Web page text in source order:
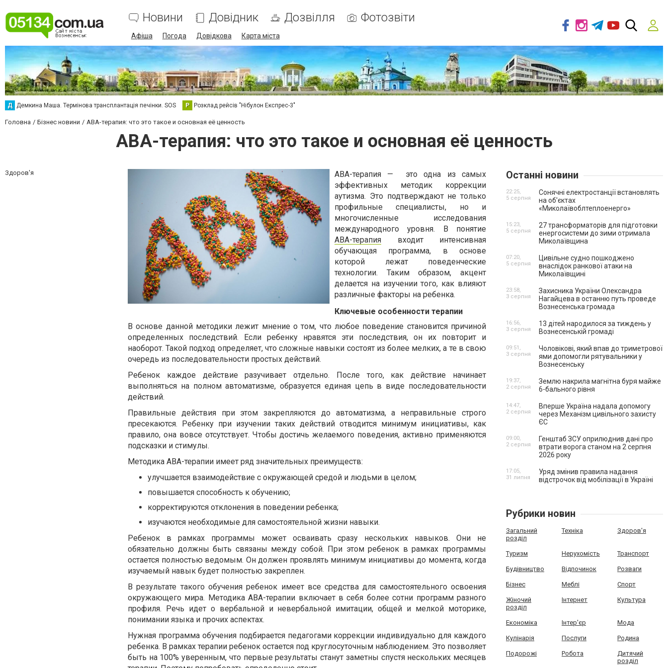
Новини Довідник Дозвілля Фотозвіти
Афіша Погода Довідкова Карта міста
Д Демкина Маша. Термінова трансплантація печінки. SOS Р Розклад рейсів "Нібулон Експрес-3"
Головна Бізнес новини ABA-терапия: что это такое и основная её ценность
ABA-терапия: что это такое и основная её ценность
Здоров'я АВА-терапия —
это одна из самых
эффективных методик коррекции
аутизма. Это подтверждают не только
профильные специалисты, но и
многочисленные исследования
международного уровня. В понятие
ABA-терапия входит интенсивная
обучающая программа, в основе
которой лежат поведенческие
технологии. Таким образом, акцент
делается на изучении того, как влияют
различные факторы на ребенка.
Ключевые особенности терапии
В основе данной методики лежит мнение о том, что любое поведение становится причиной
определенных последствий. Если ребенку нравятся эти последствия, он их повторит и
наоборот. Такой подход определяет, что сложные навыки состоят из более мелких, а те в свою
очередь из последовательности простых действий.
Ребенок каждое действие разучивает отдельно. После того, как действие начинает
выполняться на полном автоматизме, образуется единая цепь в виде последовательности
действий.
Правильные действия при этом закрепляются до автоматизма, а неправильные строго
пресекаются. Ребенку при изучении таких действий отводится минимум инициативы, как
правило, она вовсе отсутствует. Чтобы достичь желаемого поведения, активно применяются
подсказки и стимулы.
Методика АВА-терапии имеет ряд значительных преимуществ:
улучшается взаимодействие с окружающей средой и людьми в целом;
повышается способность к обучению;
корректируются отклонения в поведении ребенка;
изучаются необходимые для самостоятельной жизни навыки.
Ребенок в рамках программы может осваивать сразу нескольких навыков. Они не
обязательно должны быть связаны между собой. При этом ребенок в рамках программы
остается полностью ведомым. Он должен проявлять минимум инициативы до момента, когда
изучаемый навык будет полностью закреплен.
В результате такого обучения ребенок имеет все средства для самостоятельного освоения
окружающего мира. Методика АВА-терапии включает в себя более сотни программ разного
профиля. Речь идет о вербальной и невербальной имитации, общей и мелкой моторике,
понимании языка и прочих аспектах.
Нужная программа обучения подбирается педагогами коррекции индивидуально для каждого
ребенка. В рамках терапии ребенок остается под круглосуточным наблюдением. Это позволяет
быть на 100% уверенным, что первые результаты станут заметны спустя нескольких месяцев
Останні новини
Сонячні електростанції встановлять
на об'єктах
«Миколаївоблтеплоенерго»
22:25,
5 серпня
27 трансформаторів для підготовки
енергосистеми до зими отримала
Миколаївщина
15:23,
5 серпня
Цивільне судно пошкоджено
внаслідок ранкової атаки на
Миколаївщині
07:20,
5 серпня
Захисника України Олександра
Нагайцева в останню путь проведе
Вознесенська громада
23:58,
3 серпня
13 дітей народилося за тиждень у
Вознесенській громаді
16:56,
3 серпня
Чоловікові, який впав до триметрової
ями допомогли рятувальники у
Вознесенську
09:51,
3 серпня
Землю накрила магнітна буря майже
6-бального рівня
19:37,
2 серпня
Вперше Україна надала допомогу
через Механізм цивільного захисту
ЄС
14:47,
2 серпня
Генштаб ЗСУ оприлюднив дані про
втрати ворога станом на 2 серпня
2026 року
09:00,
2 серпня
Уряд змінив правила надання
відстрочок від мобілізації в Україні
17:05,
31 липня
Рубрики новин
Загальний
розділ
Техніка Здоров'я
Туризм Нерухомість Транспорт
Будівництво Відпочинок Розваги
Бізнес Меблі Спорт
Жіночий
розділ
Інтернет Культура
Економіка Інтер'єр Мода
Кулінарія Послуги Родина
Подорожі Робота
Дитячий
розділ